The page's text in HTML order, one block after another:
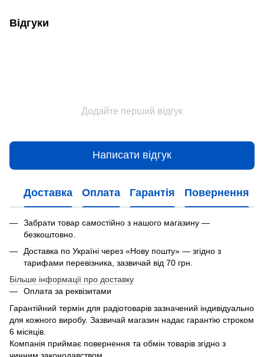
Відгуки
Додайте перший відгук
Написати відгук
Доставка Оплата Гарантія Повернення
Забрати товар самостійно з нашого магазину —
безкоштовно.
Доставка по Україні через «Нову пошту» — згідно з
тарифами перевізника, зазвичай від 70 грн.
Більше інформації про доставку
Оплата за реквізитами
Гарантійний термін для радіотоварів зазначений індивідуально
для кожного виробу. Зазвичай магазин надає гарантію строком
6 місяців.
Компанія приймає повернення та обмін товарів згідно з